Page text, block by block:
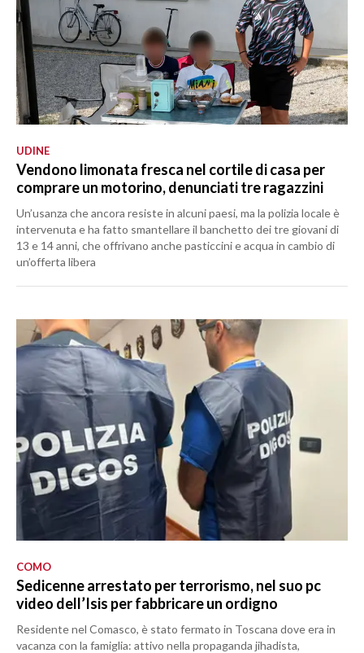
UDINE
Vendono limonata fresca nel cortile di casa per
comprare un motorino, denunciati tre ragazzini
Un’usanza che ancora resiste in alcuni paesi, ma la polizia locale è
intervenuta e ha fatto smantellare il banchetto dei tre giovani di
13 e 14 anni, che offrivano anche pasticcini e acqua in cambio di
un’offerta libera
COMO
Sedicenne arrestato per terrorismo, nel suo pc
video dell’Isis per fabbricare un ordigno
Residente nel Comasco, è stato fermato in Toscana dove era in
vacanza con la famiglia: attivo nella propaganda jihadista,